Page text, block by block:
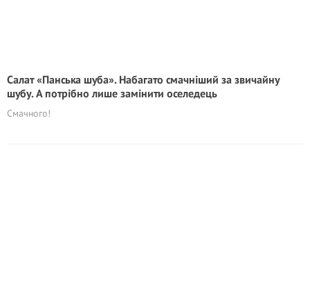
Салат «Панська шуба». Набагато смачніший за звичайну
шубу. А потрібно лише замінити оселедець
Смачного!